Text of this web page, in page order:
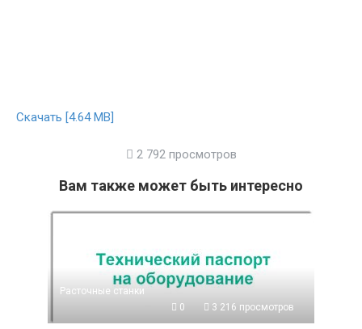
Скачать [4.64 MB]
2 792 просмотров
Вам также может быть интересно
Расточные станки
0
3 216 просмотров